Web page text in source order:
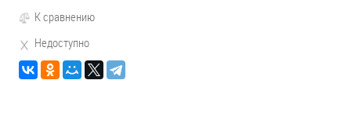
К сравнению
Недоступно